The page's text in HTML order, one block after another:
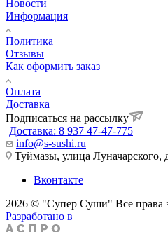
Новости
Информация
Политика
Отзывы
Как оформить заказ
Оплата
Доставка
Подписаться на рассылку
Доставка: 8 937 47-47-775
info@s-sushi.ru
Туймазы, улица Луначарского,
Вконтакте
2026 © "Супер Суши" Все права
Разработано в